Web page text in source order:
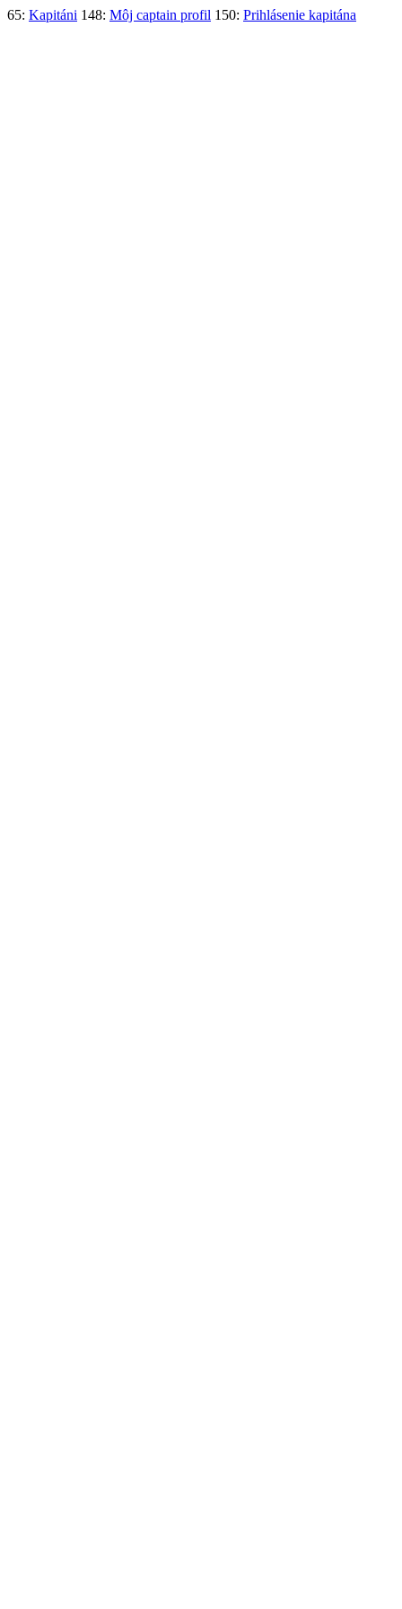
65: Kapitáni 148: Môj captain profil 150: Prihlásenie kapitána